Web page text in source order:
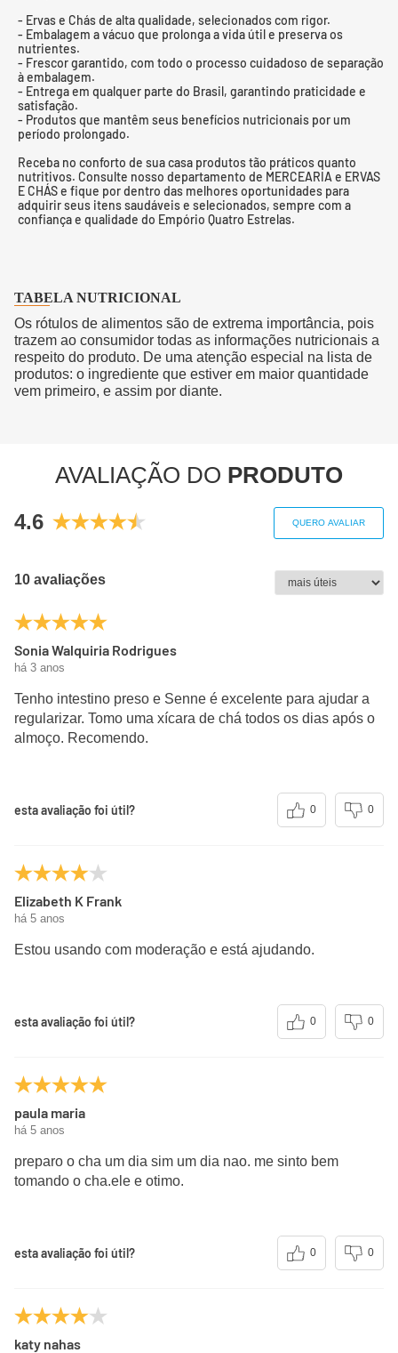
- Ervas e Chás de alta qualidade, selecionados com rigor.
- Embalagem a vácuo que prolonga a vida útil e preserva os
nutrientes.
- Frescor garantido, com todo o processo cuidadoso de separação
à embalagem.
- Entrega em qualquer parte do Brasil, garantindo praticidade e
satisfação.
- Produtos que mantêm seus benefícios nutricionais por um
período prolongado.
Receba no conforto de sua casa produtos tão práticos quanto
nutritivos. Consulte nosso departamento de MERCEARIA e ERVAS
E CHÁS e fique por dentro das melhores oportunidades para
adquirir seus itens saudáveis e selecionados, sempre com a
confiança e qualidade do Empório Quatro Estrelas.
TABELA NUTRICIONAL
Os rótulos de alimentos são de extrema importância, pois
trazem ao consumidor todas as informações nutricionais a
respeito do produto. De uma atenção especial na lista de
produtos: o ingrediente que estiver em maior quantidade
vem primeiro, e assim por diante.
AVALIAÇÃO DO PRODUTO
4.6 QUERO AVALIAR
10 avaliações
Sonia Walquiria Rodrigues
há 3 anos
Tenho intestino preso e Senne é excelente para ajudar a
regularizar. Tomo uma xícara de chá todos os dias após o
almoço. Recomendo.
esta avaliação foi útil? 0 0
Elizabeth K Frank
há 5 anos
Estou usando com moderação e está ajudando.
esta avaliação foi útil? 0 0
paula maria
há 5 anos
preparo o cha um dia sim um dia nao. me sinto bem
tomando o cha.ele e otimo.
esta avaliação foi útil? 0 0
katy nahas